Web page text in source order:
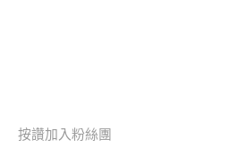
按讚加入粉絲團